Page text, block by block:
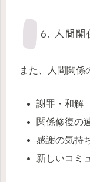
6. 人間関
また、人間関係
謝罪・和解
関係修復の
感謝の気持
新しいコミ